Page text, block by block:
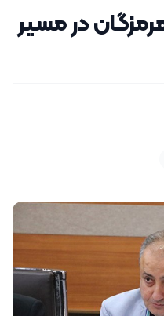
در مسیر